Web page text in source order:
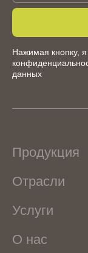
Нажимая кнопку,
данных
Продукция
Какао-
эмульгаторы
Отрасли
Напитки
Услуги
Логистика
О нас